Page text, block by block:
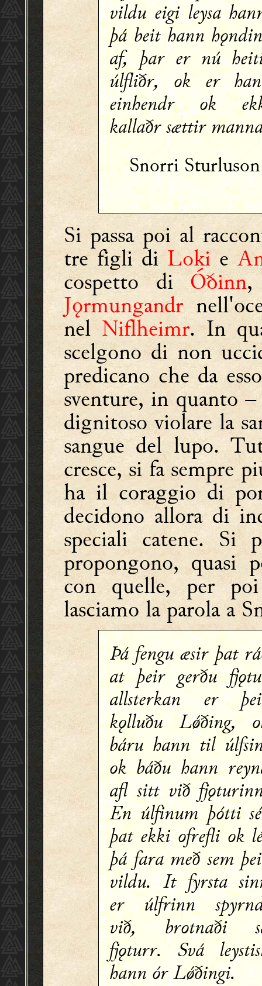
vildu eigi leysa
þá beit hann
af, þar er nú
úlfliðr, ok er
einhendr ok
kallaðr sættir
Snorri
Si passa poi al
tre figli diLokie
cospetto diÓðinn,
Jǫrmungandr
nel Niflheimr. In
scelgono di non
predicano che da
sventure, in quanto
dignitoso violare la
sangue del lupo.
cresce, si fa sempre
ha il coraggio di
decidono allora di
speciali catene.
propongono, quasi
con quelle, per
lasciamo la parola a
Þá fengu æsir þat
at þeir gerðu
allsterkan er
kǫlluðu Lǿðing,
báru hann til
ok báðu hann
afl sitt við
En úlfinum þótti
þat ekki ofrefli ok
þá fara með sem
vildu. It fyrsta
er úlfrinn
við, brotnaði
fjǫturr. Svá
hann ór Lǿðingi.